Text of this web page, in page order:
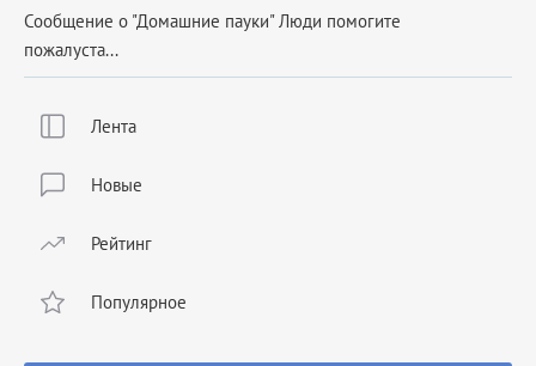
Лента
Новые
Рейтинг
Популярное
Сообщение о "Домашние пауки" Люди помогите
пожалуста...